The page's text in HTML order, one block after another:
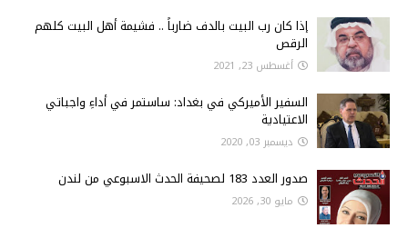
إذا كان رب البيت بالدف ضارباً .. فشيمة أهل البيت كلهم
الرقص
أغسطس 23, 2021
السفير الأميركي في بغداد: ساستمر في أداءِ واجباتي
الاعتيادية
ديسمبر 03, 2020
صدور العدد 183 لصحيفة الحدث الاسبوعي من لندن
مايو 30, 2026